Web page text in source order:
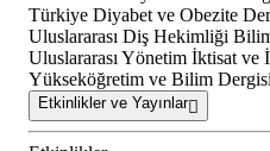
Türkiye Diyabet ve Obezite
Uluslararası Diş Hekimliği
Uluslararası Yönetim İktisat ve
Yükseköğretim ve Bilim Dergisi
Etkinlikler ve Yayınlar